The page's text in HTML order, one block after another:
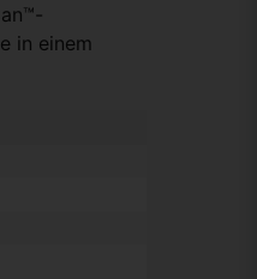
in einem